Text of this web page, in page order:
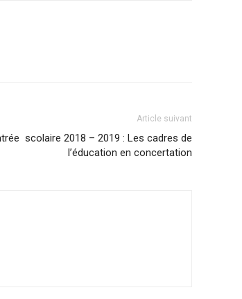
Article suivant
scolaire 2018 – 2019 : Les cadres de
l’éducation en concertation